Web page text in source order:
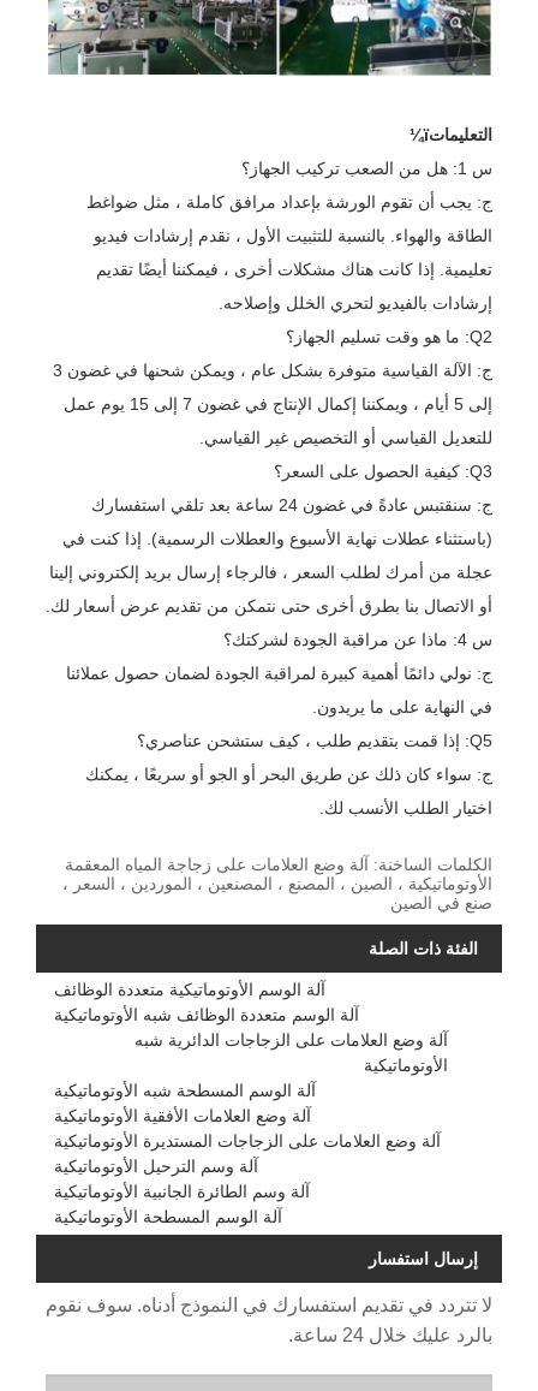
التعليماتï¼
س 1: هل من الصعب تركيب الجهاز؟
ج: يجب أن تقوم الورشة بإعداد مرافق كاملة ، مثل ضواغط
الطاقة والهواء. بالنسبة للتثبيت الأول ، نقدم إرشادات فيديو
تعليمية. إذا كانت هناك مشكلات أخرى ، فيمكننا أيضًا تقديم
إرشادات بالفيديو لتحري الخلل وإصلاحه.
Q2: ما هو وقت تسليم الجهاز؟
ج: الآلة القياسية متوفرة بشكل عام ، ويمكن شحنها في غضون 3
إلى 5 أيام ، ويمكننا إكمال الإنتاج في غضون 7 إلى 15 يوم عمل
للتعديل القياسي أو التخصيص غير القياسي.
Q3: كيفية الحصول على السعر؟
ج: سنقتبس عادةً في غضون 24 ساعة بعد تلقي استفسارك
(باستثناء عطلات نهاية الأسبوع والعطلات الرسمية). إذا كنت في
عجلة من أمرك لطلب السعر ، فالرجاء إرسال بريد إلكتروني إلينا
أو الاتصال بنا بطرق أخرى حتى نتمكن من تقديم عرض أسعار لك.
س 4: ماذا عن مراقبة الجودة لشركتك؟
ج: نولي دائمًا أهمية كبيرة لمراقبة الجودة لضمان حصول عملائنا
في النهاية على ما يريدون.
Q5: إذا قمت بتقديم طلب ، كيف ستشحن عناصري؟
ج: سواء كان ذلك عن طريق البحر أو الجو أو سريعًا ، يمكنك
اختيار الطلب الأنسب لك.
الكلمات الساخنة: آلة وضع العلامات على زجاجة المياه المعقمة
الأوتوماتيكية ، الصين ، المصنع ، المصنعين ، الموردين ، السعر ،
صنع في الصين
الفئة ذات الصلة
آلة الوسم الأوتوماتيكية متعددة الوظائف
آلة الوسم متعددة الوظائف شبه الأوتوماتيكية
آلة وضع العلامات على الزجاجات الدائرية شبه
الأوتوماتيكية
آلة الوسم المسطحة شبه الأوتوماتيكية
آلة وضع العلامات الأفقية الأوتوماتيكية
آلة وضع العلامات على الزجاجات المستديرة الأوتوماتيكية
آلة وسم الترحيل الأوتوماتيكية
آلة وسم الطائرة الجانبية الأوتوماتيكية
آلة الوسم المسطحة الأوتوماتيكية
إرسال استفسار
لا تتردد في تقديم استفسارك في النموذج أدناه. سوف نقوم
بالرد عليك خلال 24 ساعة.